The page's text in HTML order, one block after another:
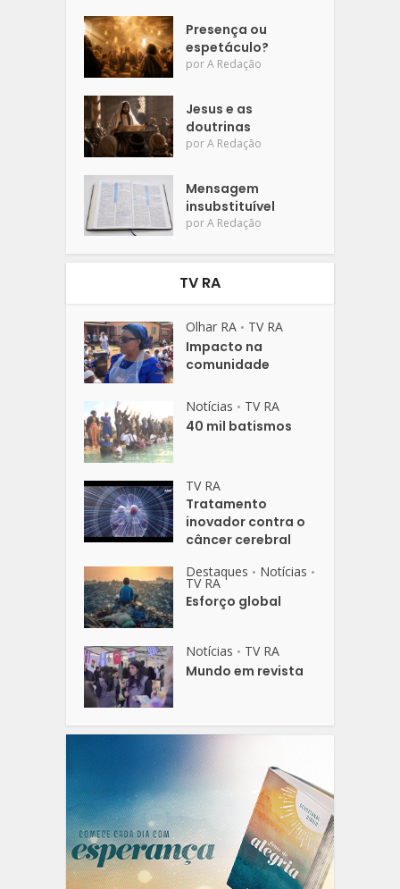
Presença ou
espetáculo?
porA Redação
Jesus e as
doutrinas
porA Redação
Mensagem
insubstituível
porA Redação
TV RA
Olhar RA • TV RA
Impacto na
comunidade
Notícias • TV RA
40 mil batismos
TV RA
Tratamento
inovador contra o
câncer cerebral
Destaques • Notícias •
TV RA
Esforço global
Notícias • TV RA
Mundo em revista